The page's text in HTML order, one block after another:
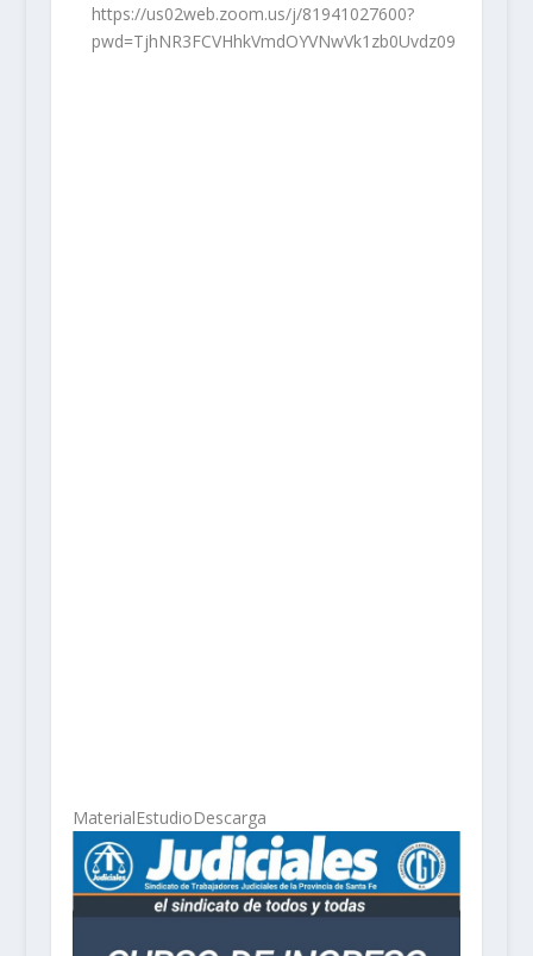
https://us02web.zoom.us/j/81941027600?
pwd=TjhNR3FCVHhkVmdOYVNwVk1zb0Uvdz09
MaterialEstudioDescarga